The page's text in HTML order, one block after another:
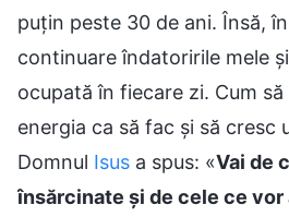
puțin peste 30 de ani. Însă,
continuare îndatoririle mele
ocupată în fiecare zi. Cum
energia ca să fac și să cresc
Domnul Isus a spus: «Vai de
însărcinate și de cele ce vor